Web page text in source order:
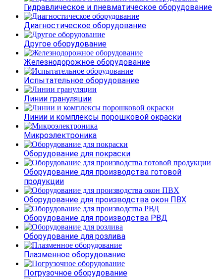
Гидравлическое и пневматическое оборудование
Диагностическое оборудование
Другое оборудование
Железнодорожное оборудование
Испытательное оборудование
Линии грануляции
Линии и комплексы порошковой окраски
Микроэлектроника
Оборудование для покраски
Оборудование для производства готовой
продукции
Оборудование для производства окон ПВХ
Оборудование для производства РВД
Оборудование для розлива
Плазменное оборудование
Погрузочное оборудование